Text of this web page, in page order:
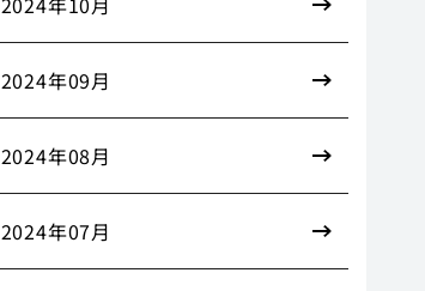
2024年09月
2024年08月
2024年07月